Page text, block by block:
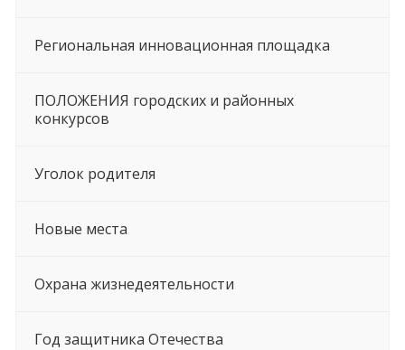
Региональная инновационная площадка
ПОЛОЖЕНИЯ городских и районных
конкурсов
Уголок родителя
Новые места
Охрана жизнедеятельности
Год защитника Отечества